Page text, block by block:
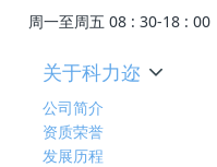
周一至周五 08 : 30-18 : 00
关于科力迩
公司简介
资质荣誉
发展历程